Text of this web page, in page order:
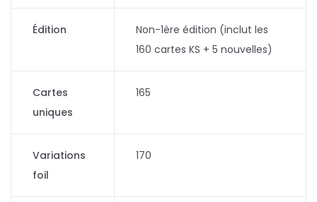
Édition
Non-1ère édition (inclut les
160 cartes KS + 5 nouvelles)
Cartes
uniques
165
Variations
foil
170